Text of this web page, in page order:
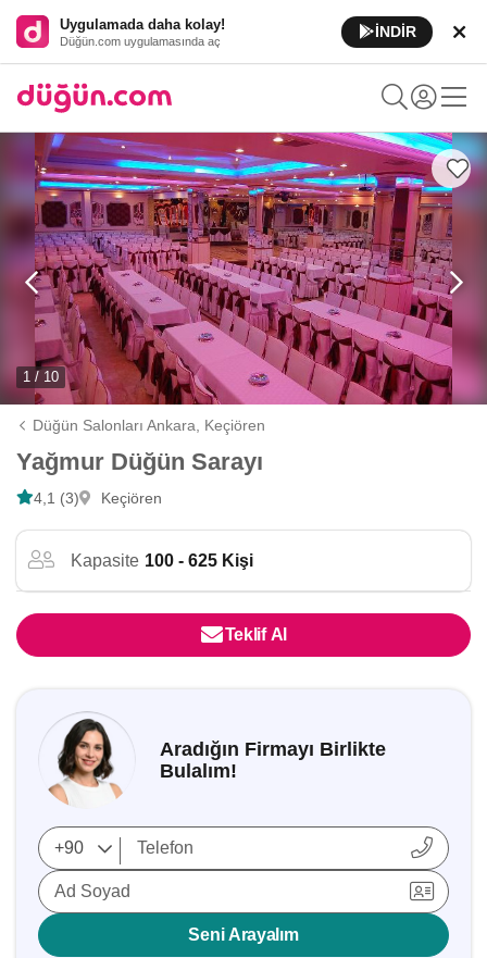
Uygulamada daha kolay!
Düğün.com uygulamasında aç
İNDİR
1 / 10
Düğün Salonları Ankara, Keçiören
Yağmur Düğün Sarayı
4,1 (3) Keçiören
Kapasite 100 - 625 Kişi
Teklif Al
Aradığın Firmayı Birlikte
Bulalım!
Ad Soyad
Seni Arayalım